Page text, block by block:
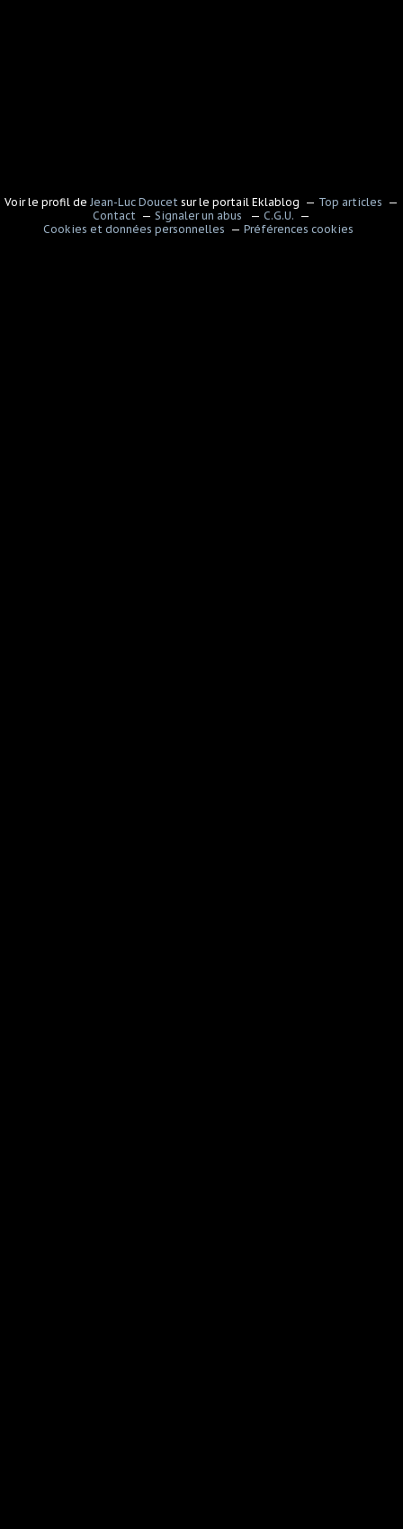
Voir le profil de Jean-Luc Doucet sur le portail Eklablog
Top articles
Contact
Signaler un abus
C.G.U.
Cookies et données personnelles
Préférences cookies